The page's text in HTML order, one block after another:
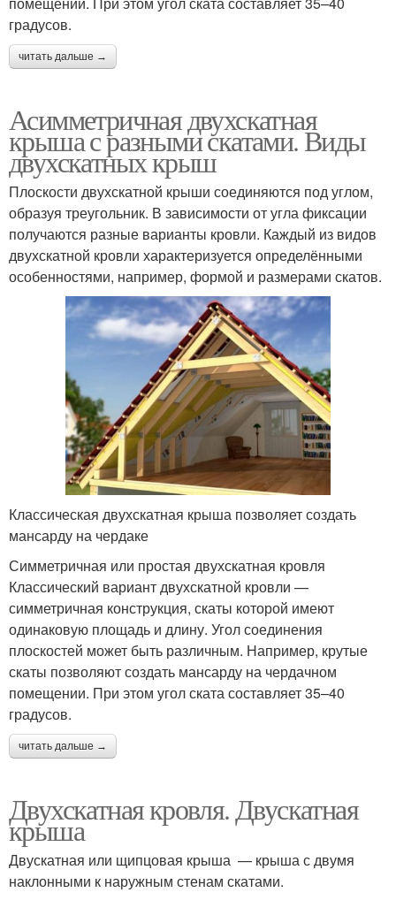
градусов.
читать дальше →
Асимметричная двухскатная
крыша с разными скатами. Виды
двухскатных крыш
Плоскости двухскатной крыши соединяются под углом,
образуя треугольник. В зависимости от угла фиксации
получаются разные варианты кровли. Каждый из видов
двухскатной кровли характеризуется определёнными
особенностями, например, формой и размерами скатов.
Классическая двухскатная крыша позволяет создать
мансарду на чердаке
Симметричная или простая двухскатная кровля
Классический вариант двухскатной кровли —
симметричная конструкция, скаты которой имеют
одинаковую площадь и длину. Угол соединения
плоскостей может быть различным. Например, крутые
скаты позволяют создать мансарду на чердачном
помещении. При этом угол ската составляет 35–40
градусов.
читать дальше →
Двухскатная кровля. Двускатная
крыша
Двускатная или щипцовая крыша — крыша с двумя
наклонными к наружным стенам скатами.